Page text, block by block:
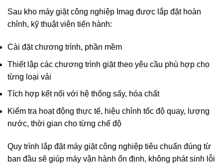
Sau kho máy giặt công nghiệp Imag được lắp đặt hoàn
chỉnh, kỹ thuật viên tiến hành:
Cài đặt chương trình, phần mềm
Thiết lập các chương trình giặt theo yêu cầu phù hợp cho
từng loại vải
Tích hợp kết nối với hệ thống sấy, hóa chất
Kiểm tra hoạt động thực tế, hiệu chỉnh tốc độ quay, lượng
nước, thời gian cho từng chế độ
Quy trình lắp đặt máy giặt công nghiệp tiêu chuẩn đúng từ
ban đầu sẽ giúp máy vận hành ổn định, không phát sinh lỗi